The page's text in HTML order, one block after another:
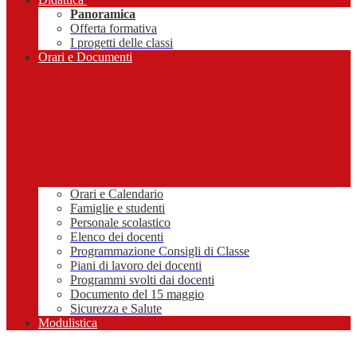
Panoramica
Offerta formativa
I progetti delle classi
Orari e Documenti
Orari e Calendario
Famiglie e studenti
Personale scolastico
Elenco dei docenti
Programmazione Consigli di Classe
Piani di lavoro dei docenti
Programmi svolti dai docenti
Documento del 15 maggio
Sicurezza e Salute
Modulistica